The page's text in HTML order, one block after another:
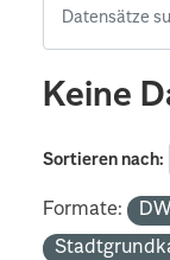
Keine
Sortieren nach
Formate: